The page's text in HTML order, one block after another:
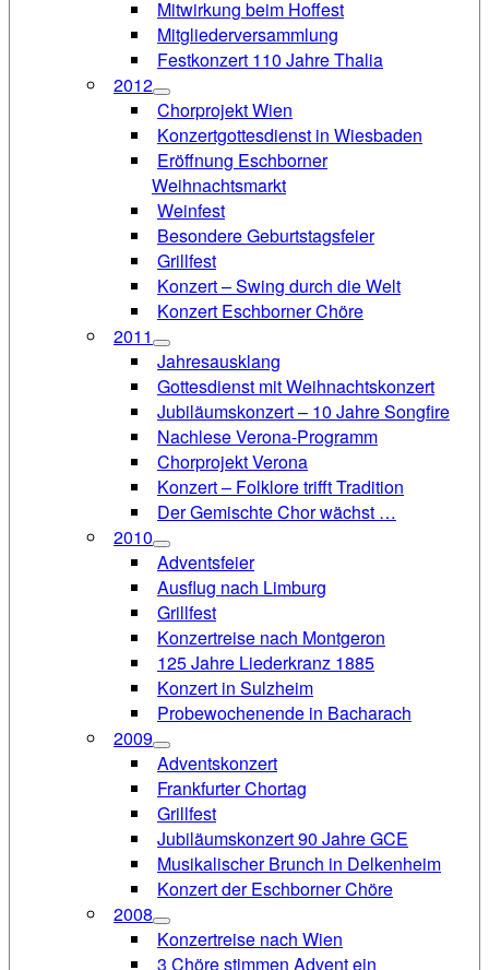
Mitwirkung beim Hoffest
Mitgliederversammlung
Festkonzert 110 Jahre Thalia
2012
Chorprojekt Wien
Konzertgottesdienst in Wiesbaden
Eröffnung Eschborner
Weihnachtsmarkt
Weinfest
Besondere Geburtstagsfeier
Grillfest
Konzert – Swing durch die Welt
Konzert Eschborner Chöre
2011
Jahresausklang
Gottesdienst mit Weihnachtskonzert
Jubiläumskonzert – 10 Jahre Songfire
Nachlese Verona-Programm
Chorprojekt Verona
Konzert – Folklore trifft Tradition
Der Gemischte Chor wächst …
2010
Adventsfeier
Ausflug nach Limburg
Grillfest
Konzertreise nach Montgeron
125 Jahre Liederkranz 1885
Konzert in Sulzheim
Probewochenende in Bacharach
2009
Adventskonzert
Frankfurter Chortag
Grillfest
Jubiläumskonzert 90 Jahre GCE
Musikalischer Brunch in Delkenheim
Konzert der Eschborner Chöre
2008
Konzertreise nach Wien
3 Chöre stimmen Advent ein